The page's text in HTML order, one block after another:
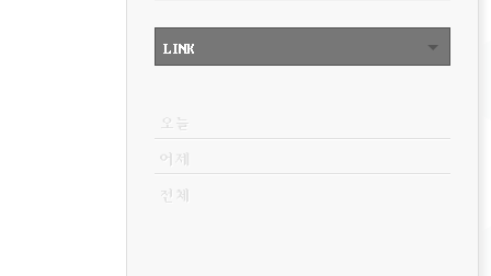
LINK
오늘
어제
전체